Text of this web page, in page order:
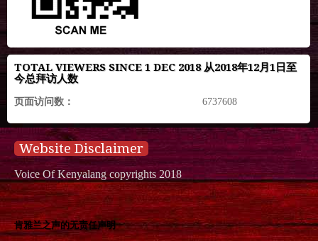
TOTAL VIEWERS SINCE 1 DEC 2018 从2018年12月1日至
今总拜访人数
页面访问数： 6737608
Website Disclaimer
Voice Of Kenyalang copyrights 2018
肯雅兰之声的无责任声明